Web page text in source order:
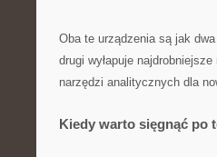
Oba te urządzenia są jak
drugi wyłapuje
narzędzi analitycznych dla
Kiedy warto sięgnąć po